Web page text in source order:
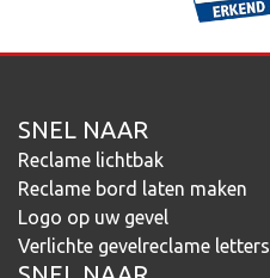
SNEL NAAR
Reclame lichtbak
Reclame bord laten maken
Logo op uw gevel
Verlichte gevelreclame letters